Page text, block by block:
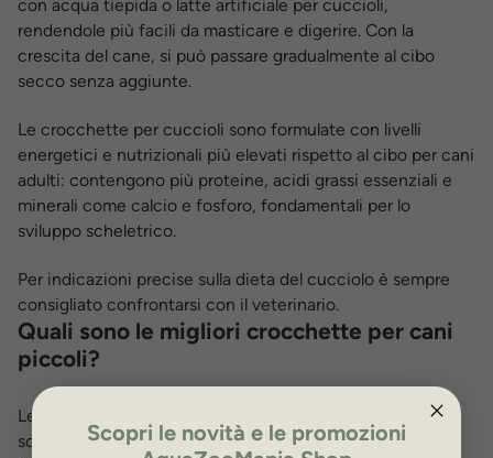
con acqua tiepida o latte artificiale per cuccioli,
rendendole più facili da masticare e digerire. Con la
crescita del cane, si può passare gradualmente al cibo
secco senza aggiunte.
Le crocchette per cuccioli sono formulate con livelli
energetici e nutrizionali più elevati rispetto al cibo per cani
adulti: contengono più proteine, acidi grassi essenziali e
minerali come calcio e fosforo, fondamentali per lo
sviluppo scheletrico.
Per indicazioni precise sulla dieta del cucciolo è sempre
consigliato confrontarsi con il veterinario.
Quali sono le migliori crocchette per cani
piccoli?
Le migliori
crocchette per cani puppy di taglia piccola
sono quelle formulate specificamente per cuccioli small
Scopri le novità e le promozioni